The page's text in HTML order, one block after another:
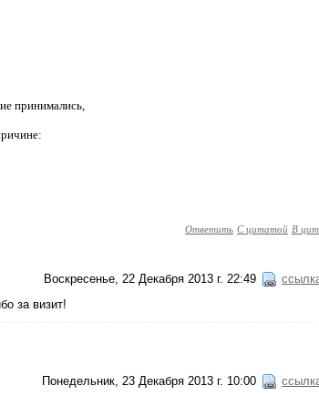
принимались,
Ответить С цитатой В
Воскресенье, 22 Декабря 2013 г. 22:49
за визит!
Понедельник, 23 Декабря 2013 г. 10:00